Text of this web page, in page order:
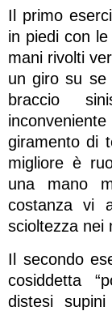
Il primo
in piedi con
mani rivolti
un giro su se
braccio
giramento di
migliore è
una mano
costanza vi
scioltezza nei
Il secondo
cosiddetta
distesi